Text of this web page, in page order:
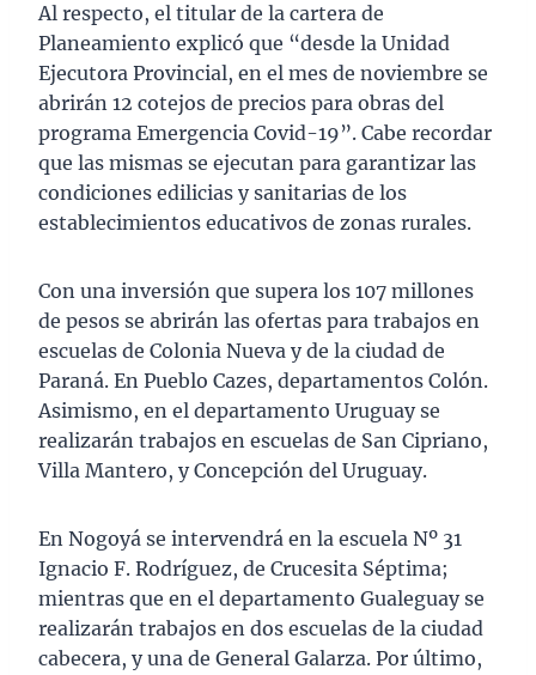
Al respecto, el titular de la cartera de
Planeamiento explicó que “desde la Unidad
Ejecutora Provincial, en el mes de noviembre se
abrirán 12 cotejos de precios para obras del
programa Emergencia Covid-19”. Cabe recordar
que las mismas se ejecutan para garantizar las
condiciones edilicias y sanitarias de los
establecimientos educativos de zonas rurales.
Con una inversión que supera los 107 millones
de pesos se abrirán las ofertas para trabajos en
escuelas de Colonia Nueva y de la ciudad de
Paraná. En Pueblo Cazes, departamentos Colón.
Asimismo, en el departamento Uruguay se
realizarán trabajos en escuelas de San Cipriano,
Villa Mantero, y Concepción del Uruguay.
En Nogoyá se intervendrá en la escuela Nº 31
Ignacio F. Rodríguez, de Crucesita Séptima;
mientras que en el departamento Gualeguay se
realizarán trabajos en dos escuelas de la ciudad
cabecera, y una de General Galarza. Por último,